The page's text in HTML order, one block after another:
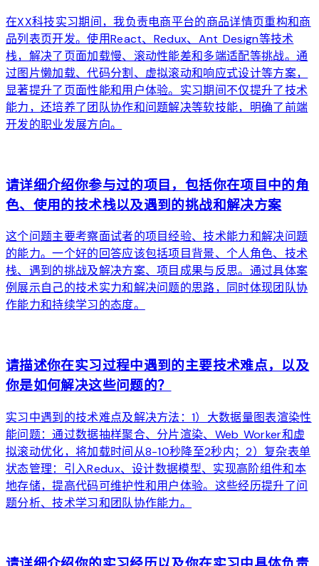
在XX科技实习期间，我负责电商平台的商品详情页重构和商
品列表页开发。使用React、Redux、Ant Design等技术
栈，解决了页面加载慢、滚动性能差和多端适配等挑战。通
过图片懒加载、代码分割、虚拟滚动和响应式设计等方案，
显著提升了页面性能和用户体验。实习期间不仅提升了技术
能力，还培养了团队协作和问题解决等软技能，明确了前端
开发的职业发展方向。
请详细介绍你参与过的项目，包括你在项目中的角
色、使用的技术栈以及遇到的挑战和解决方案
这个问题主要考察面试者的项目经验、技术能力和解决问题
的能力。一个好的回答应该包括项目背景、个人角色、技术
栈、遇到的挑战及解决方案、项目成果与反思。通过具体案
例展示自己的技术实力和解决问题的思路，同时体现团队协
作能力和持续学习的态度。
请描述你在实习过程中遇到的主要技术难点，以及
你是如何解决这些问题的？
实习中遇到的技术难点及解决方法：1）大数据量图表渲染性
能问题：通过数据抽样聚合、分片渲染、Web Worker和虚
拟滚动优化，将加载时间从8-10秒降至2秒内；2）复杂表单
状态管理：引入Redux、设计数据模型、实现高阶组件和本
地存储，提高代码可维护性和用户体验。这些经历提升了问
题分析、技术学习和团队协作能力。